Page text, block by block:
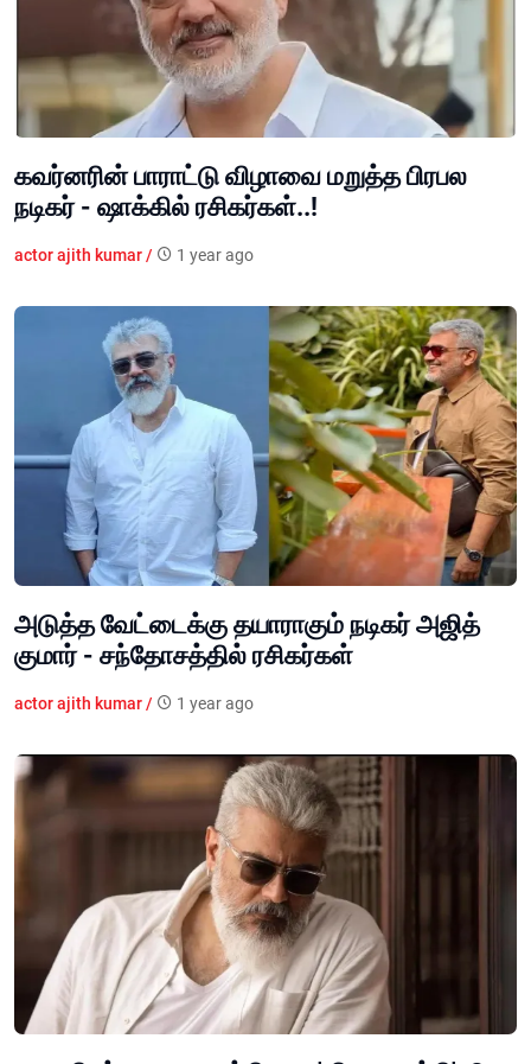
கவர்னரின் பாராட்டு விழாவை மறுத்த பிரபல
நடிகர் - ஷாக்கில் ரசிகர்கள்..!
actor ajith kumar / 1 year ago
அடுத்த வேட்டைக்கு தயாராகும் நடிகர் அஜித்
குமார் - சந்தோசத்தில் ரசிகர்கள்
actor ajith kumar / 1 year ago